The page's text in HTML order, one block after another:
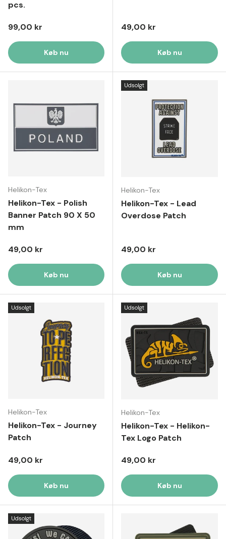
pcs.
Normal pris
99,00 kr
Køb nu
Normal pris
49,00 kr
Køb nu
Helikon-Tex
Helikon-Tex - Polish
Banner Patch 90 X 50
mm
Normal pris
49,00 kr
Køb nu
Udsolgt
Helikon-Tex
Helikon-Tex - Lead
Overdose Patch
Normal pris
49,00 kr
Køb nu
Udsolgt
Helikon-Tex
Helikon-Tex - Journey
Patch
Normal pris
49,00 kr
Køb nu
Udsolgt
Helikon-Tex
Helikon-Tex - Helikon-
Tex Logo Patch
Normal pris
49,00 kr
Køb nu
Udsolgt